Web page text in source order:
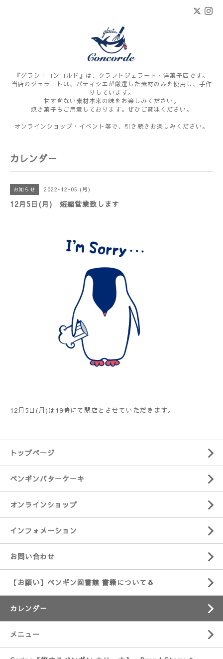
『グラシエコンコルド』は、クラフトジェラート・洋菓子店です。
当店のジェラートは、パティシエが厳選した素材のみを使用し、手作
りしています。
甘すぎない素材本来の味をお楽しみください。
焼き菓子もご用意しております。ぜひご賞味ください。
オンラインショップ・イベント等で、引き続きお楽しみください。
カレンダー
お知らせ 2022-12-05 (月)
12月5日(月) 短縮営業致します
12月5日(月)は19時にて閉店とさせていただきます。
トップページ
ペンギンバターケーキ
オンラインショップ
インフォメーション
お問い合わせ
【お願い】ペンギン図書館 書籍について🐧
カレンダー
メニュー